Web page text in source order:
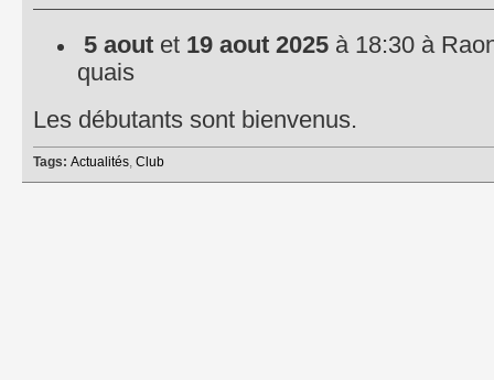
5 aout et 19 aout 2025 à 18:30 à
quais
​Les débutants sont bienvenus.
Tags: Actualités, Club